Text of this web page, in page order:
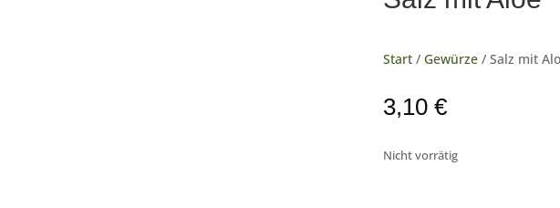
Start/ Gewürze/ Salz mit
3,10 €
Nicht vorrätig